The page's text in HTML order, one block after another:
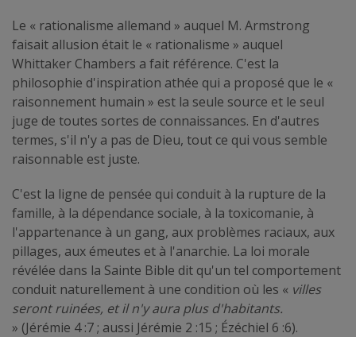
Le « rationalisme allemand » auquel M. Armstrong
faisait allusion était le « rationalisme » auquel
Whittaker Chambers a fait référence. C'est la
philosophie d'inspiration athée qui a proposé que le «
raisonnement humain » est la seule source et le seul
juge de toutes sortes de connaissances. En d'autres
termes, s'il n'y a pas de Dieu, tout ce qui vous semble
raisonnable est juste.
C'est la ligne de pensée qui conduit à la rupture de la
famille, à la dépendance sociale, à la toxicomanie, à
l'appartenance à un gang, aux problèmes raciaux, aux
pillages, aux émeutes et à l'anarchie. La loi morale
révélée dans la Sainte Bible dit qu'un tel comportement
conduit naturellement à une condition où les « villes
seront ruinées, et il n'y aura plus d'habitants.
» (Jérémie 4 :7 ; aussi Jérémie 2 :15 ; Ézéchiel 6 :6).